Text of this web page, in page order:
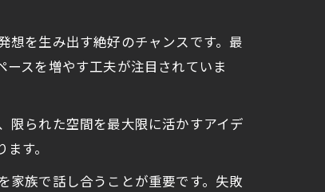
想を生み出す絶好のチャンスです。最
スを増やす工夫が注目されていま
限られた空間を最大限に活かすアイデ
す。
家族で話し合うことが重要です。失敗